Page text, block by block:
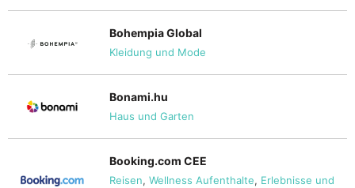
Bohempia Global
Kleidung und Mode
Bonami.hu
Haus und Garten
Booking.com CEE
Reisen, Wellness Aufenthalte, Erlebnisse und